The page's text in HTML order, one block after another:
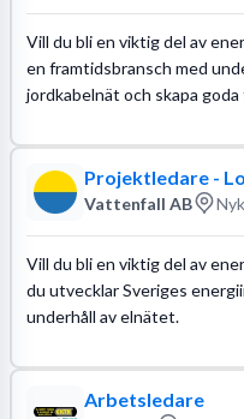
Vill du bli en viktig del av
en framtidsbransch med
jordkabelnät och skapa
Projektledare -
Vattenfall AB
Vill du bli en viktig del av
du utvecklar Sveriges
underhåll av elnätet.
Arbetsledare